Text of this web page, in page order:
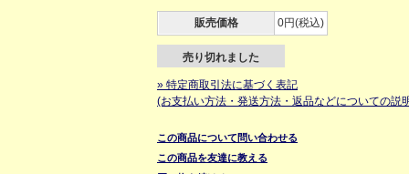
販売価格 0円(税込)
売り切れました
» 特定商取引法に基づく表記
(お支払い方法・発送方法・返品などについての説
この商品について問い合わせる
この商品を友達に教える